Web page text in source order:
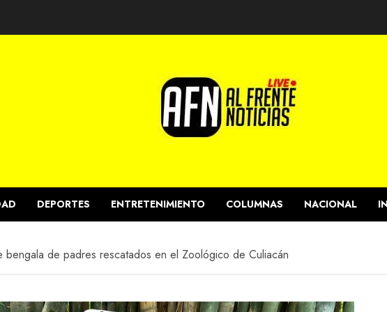
DEPORTES ENTRETENIMIENTO COLUMNAS NACIONAL
bengala de padres rescatados en el Zoológico de Culiacán